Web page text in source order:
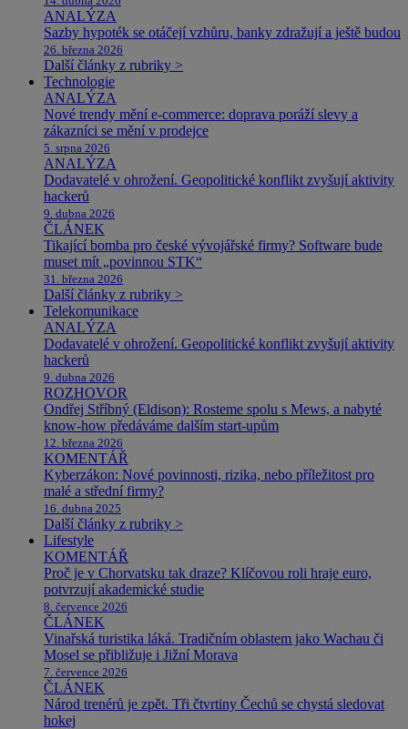
ANALÝZA
Sazby hypoték se otáčejí vzhůru, banky zdražují a ještě budou
26. března 2026
Další články z rubriky >
Technologie
ANALÝZA
Nové trendy mění e-commerce: doprava poráží slevy a
zákazníci se mění v prodejce
5. srpna 2026
ANALÝZA
Dodavatelé v ohrožení. Geopolitické konflikt zvyšují aktivity
hackerů
9. dubna 2026
ČLÁNEK
Tikající bomba pro české vývojářské firmy? Software bude
muset mít „povinnou STK“
31. března 2026
Další články z rubriky >
Telekomunikace
ANALÝZA
Dodavatelé v ohrožení. Geopolitické konflikt zvyšují aktivity
hackerů
9. dubna 2026
ROZHOVOR
Ondřej Stříbný (Eldison): Rosteme spolu s Mews, a nabyté
know-how předáváme dalším start-upům
12. března 2026
KOMENTÁŘ
Kyberzákon: Nové povinnosti, rizika, nebo příležitost pro
malé a střední firmy?
16. dubna 2025
Další články z rubriky >
Lifestyle
KOMENTÁŘ
Proč je v Chorvatsku tak draze? Klíčovou roli hraje euro,
potvrzují akademické studie
8. července 2026
ČLÁNEK
Vinařská turistika láká. Tradičním oblastem jako Wachau či
Mosel se přibližuje i Jižní Morava
7. července 2026
ČLÁNEK
Národ trenérů je zpět. Tři čtvrtiny Čechů se chystá sledovat
hokej